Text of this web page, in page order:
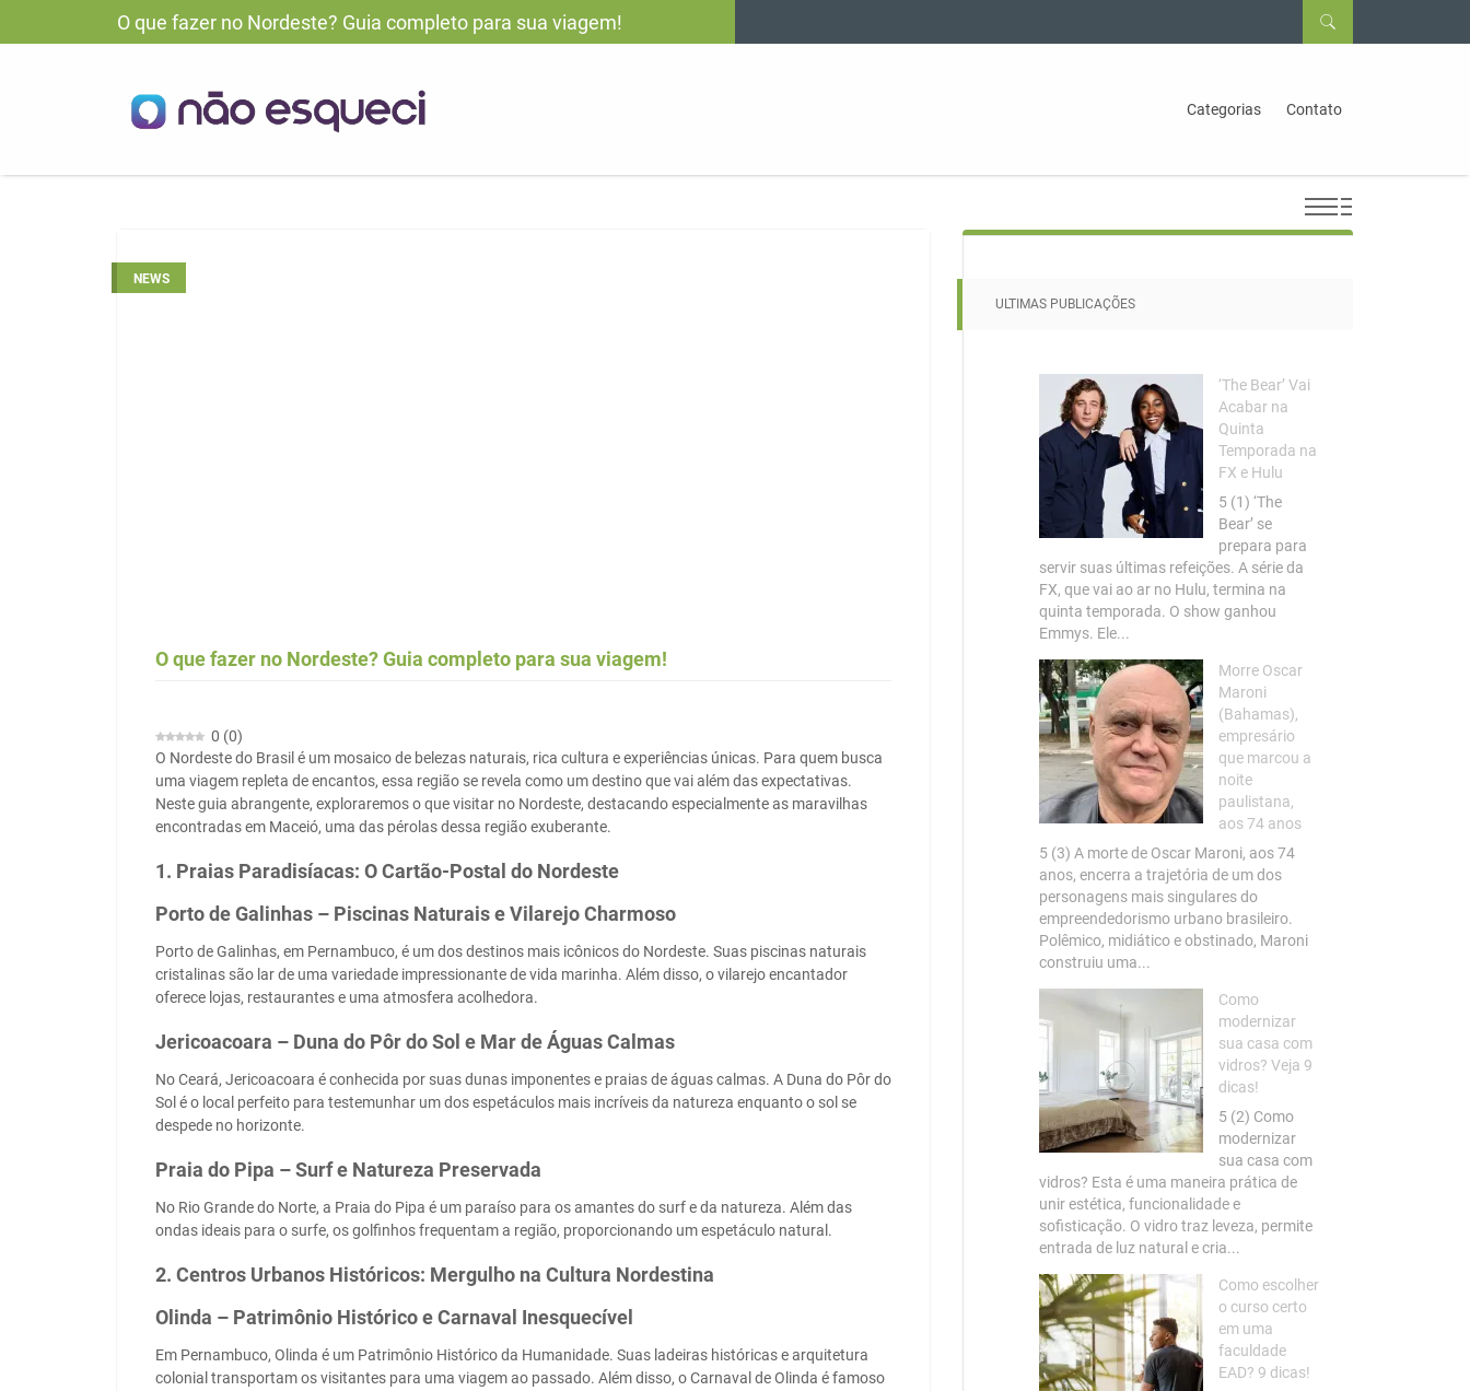
O que fazer no Nordeste? Guia completo para sua viagem!
Categorias Contato
NEWS
O que fazer no Nordeste? Guia completo para sua viagem!
0 (0)
O Nordeste do Brasil é um mosaico de belezas naturais, rica cultura e experiências únicas. Para quem busca
uma viagem repleta de encantos, essa região se revela como um destino que vai além das expectativas.
Neste guia abrangente, exploraremos o que visitar no Nordeste, destacando especialmente as maravilhas
encontradas em Maceió, uma das pérolas dessa região exuberante.
1. Praias Paradisíacas: O Cartão-Postal do Nordeste
Porto de Galinhas – Piscinas Naturais e Vilarejo Charmoso
Porto de Galinhas, em Pernambuco, é um dos destinos mais icônicos do Nordeste. Suas piscinas naturais
cristalinas são lar de uma variedade impressionante de vida marinha. Além disso, o vilarejo encantador
oferece lojas, restaurantes e uma atmosfera acolhedora.
Jericoacoara – Duna do Pôr do Sol e Mar de Águas Calmas
No Ceará, Jericoacoara é conhecida por suas dunas imponentes e praias de águas calmas. A Duna do Pôr do
Sol é o local perfeito para testemunhar um dos espetáculos mais incríveis da natureza enquanto o sol se
despede no horizonte.
Praia do Pipa – Surf e Natureza Preservada
No Rio Grande do Norte, a Praia do Pipa é um paraíso para os amantes do surf e da natureza. Além das
ondas ideais para o surfe, os golfinhos frequentam a região, proporcionando um espetáculo natural.
2. Centros Urbanos Históricos: Mergulho na Cultura Nordestina
Olinda – Patrimônio Histórico e Carnaval Inesquecível
Em Pernambuco, Olinda é um Patrimônio Histórico da Humanidade. Suas ladeiras históricas e arquitetura
colonial transportam os visitantes para uma viagem ao passado. Além disso, o Carnaval de Olinda é famoso
ULTIMAS PUBLICAÇÕES
‘The Bear’ Vai
Acabar na
Quinta
Temporada na
FX e Hulu
5 (1) ‘The
Bear’ se
prepara para
servir suas últimas refeições. A série da
FX, que vai ao ar no Hulu, termina na
quinta temporada. O show ganhou
Emmys. Ele...
Morre Oscar
Maroni
(Bahamas),
empresário
que marcou a
noite
paulistana,
aos 74 anos
5 (3) A morte de Oscar Maroni, aos 74
anos, encerra a trajetória de um dos
personagens mais singulares do
empreendedorismo urbano brasileiro.
Polêmico, midiático e obstinado, Maroni
construiu uma...
Como
modernizar
sua casa com
vidros? Veja 9
dicas!
5 (2) Como
modernizar
sua casa com
vidros? Esta é uma maneira prática de
unir estética, funcionalidade e
sofisticação. O vidro traz leveza, permite
entrada de luz natural e cria...
Como escolher
o curso certo
em uma
faculdade
EAD? 9 dicas!